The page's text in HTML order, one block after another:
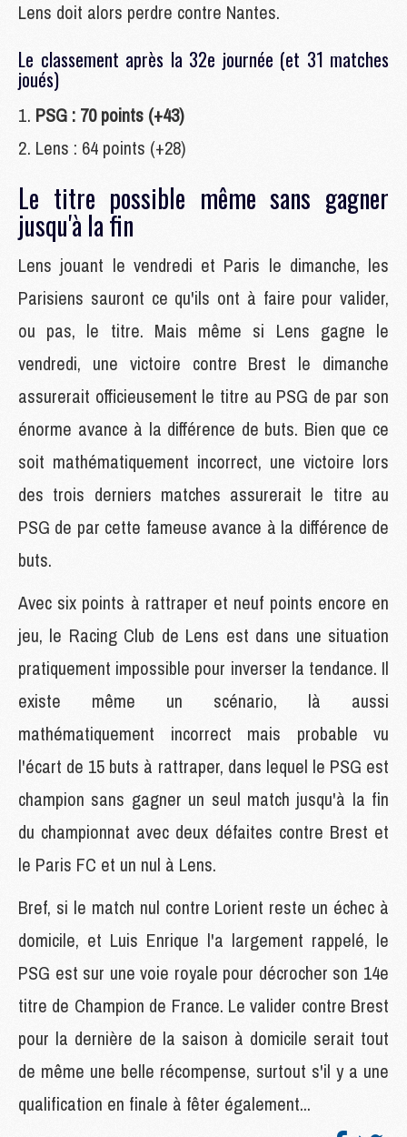
Lens doit alors perdre contre Nantes.
Le classement après la 32e journée (et 31 matches
joués)
PSG : 70 points (+43)
Lens : 64 points (+28)
Le titre possible même sans gagner
jusqu'à la fin
Lens jouant le vendredi et Paris le dimanche, les
Parisiens sauront ce qu'ils ont à faire pour valider,
ou pas, le titre. Mais même si Lens gagne le
vendredi, une victoire contre Brest le dimanche
assurerait officieusement le titre au PSG de par son
énorme avance à la différence de buts. Bien que ce
soit mathématiquement incorrect, une victoire lors
des trois derniers matches assurerait le titre au
PSG de par cette fameuse avance à la différence de
buts.
Avec six points à rattraper et neuf points encore en
jeu, le Racing Club de Lens est dans une situation
pratiquement impossible pour inverser la tendance. Il
existe même un scénario, là aussi
mathématiquement incorrect mais probable vu
l'écart de 15 buts à rattraper, dans lequel le PSG est
champion sans gagner un seul match jusqu'à la fin
du championnat avec deux défaites contre Brest et
le Paris FC et un nul à Lens.
Bref, si le match nul contre Lorient reste un échec à
domicile, et Luis Enrique l'a largement rappelé, le
PSG est sur une voie royale pour décrocher son 14e
titre de Champion de France. Le valider contre Brest
pour la dernière de la saison à domicile serait tout
de même une belle récompense, surtout s'il y a une
qualification en finale à fêter également...